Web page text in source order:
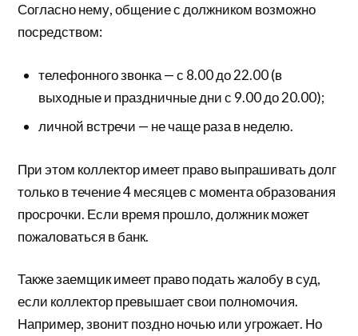
Согласно нему, общение с должником возможно
посредством:
телефонного звонка — с 8.00 до 22.00 (в
выходные и праздничные дни с 9.00 до 20.00);
личной встречи — не чаще раза в неделю.
При этом коллектор имеет право выпрашивать долг
только в течение 4 месяцев с момента образования
просрочки. Если время прошло, должник может
пожаловаться в банк.
Также заемщик имеет право подать жалобу в суд,
если коллектор превышает свои полномочия.
Например, звонит поздно ночью или угрожает. Но